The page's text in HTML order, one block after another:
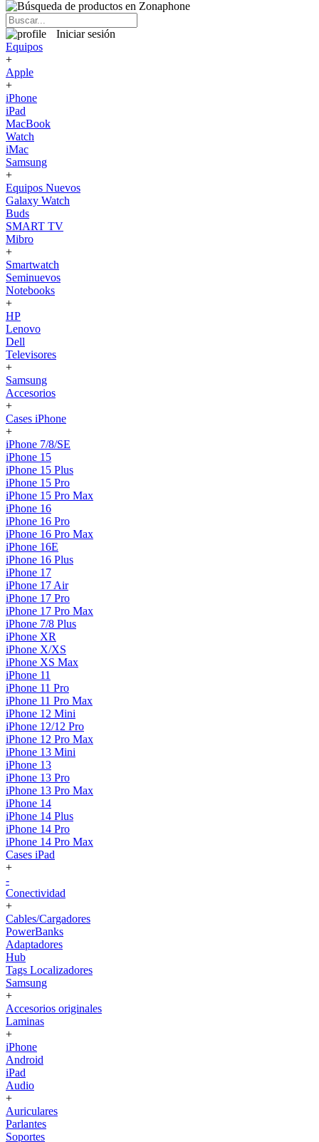
Iniciar sesión
Equipos
+
Apple
+
iPhone
iPad
MacBook
Watch
iMac
Samsung
+
Equipos Nuevos
Galaxy Watch
Buds
SMART TV
Mibro
+
Smartwatch
Seminuevos
Notebooks
+
HP
Lenovo
Dell
Televisores
+
Samsung
Accesorios
+
Cases iPhone
+
iPhone 7/8/SE
iPhone 15
iPhone 15 Plus
iPhone 15 Pro
iPhone 15 Pro Max
iPhone 16
iPhone 16 Pro
iPhone 16 Pro Max
iPhone 16E
iPhone 16 Plus
iPhone 17
iPhone 17 Air
iPhone 17 Pro
iPhone 17 Pro Max
iPhone 7/8 Plus
iPhone XR
iPhone X/XS
iPhone XS Max
iPhone 11
iPhone 11 Pro
iPhone 11 Pro Max
iPhone 12 Mini
iPhone 12/12 Pro
iPhone 12 Pro Max
iPhone 13 Mini
iPhone 13
iPhone 13 Pro
iPhone 13 Pro Max
iPhone 14
iPhone 14 Plus
iPhone 14 Pro
iPhone 14 Pro Max
Cases iPad
+
-
Conectividad
+
Cables/Cargadores
PowerBanks
Adaptadores
Hub
Tags Localizadores
Samsung
+
Accesorios originales
Laminas
+
iPhone
Android
iPad
Audio
+
Auriculares
Parlantes
Soportes